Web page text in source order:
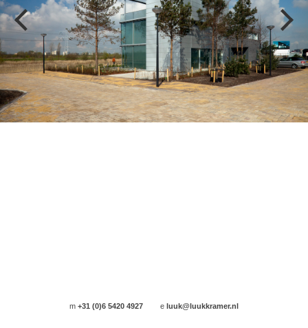
m+31 (0)6 5420 4927 e luuk@luukkramer.nl